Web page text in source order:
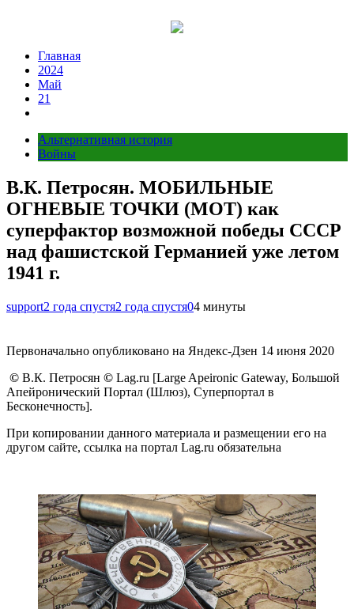
Главная
2024
Май
21
Альтернативная история
Войны
В.К. Петросян. МОБИЛЬНЫЕ
ОГНЕВЫЕ ТОЧКИ (МОТ) как
суперфактор возможной победы СССР
над фашистской Германией уже летом
1941 г.
support2 года спустя2 года спустя04 минуты
Первоначально опубликовано на Яндекс-Дзен 14 июня 2020
© В.К. Петросян © Lag.ru [Large Apeironic Gateway, Большой
Апейронический Портал (Шлюз), Суперпортал в
Бесконечность].
При копировании данного материала и размещении его на
другом сайте, ссылка на портал Lag.ru обязательна